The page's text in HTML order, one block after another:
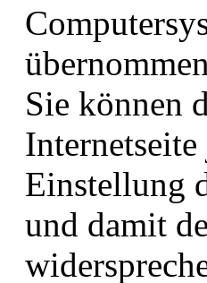
Sie können
Einstellung
und damit